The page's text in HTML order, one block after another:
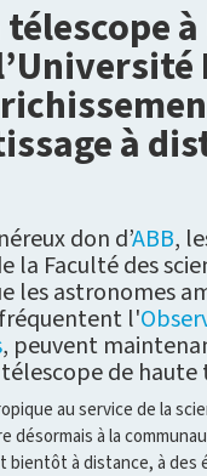
télescope
à
don d’ABB,
la Faculté des
les astronomes
l'
, peuvent
télescope de
au service de la
désormais à la
bientôt à distance, à des